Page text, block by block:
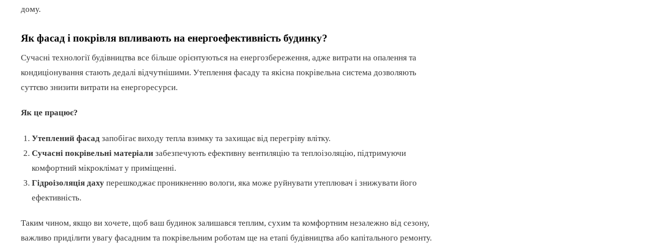
дому.
Як фасад і покрівля впливають на енергоефективність будинку?
Сучасні технології будівництва все більше орієнтуються на енергозбереження, адже витрати на опалення та
кондиціонування стають дедалі відчутнішими. Утеплення фасаду та якісна покрівельна система дозволяють
суттєво знизити витрати на енергоресурси.
Як це працює?
Утеплений фасад запобігає виходу тепла взимку та захищає від перегріву влітку.
Сучасні покрівельні матеріали забезпечують ефективну вентиляцію та теплоізоляцію, підтримуючи
комфортний мікроклімат у приміщенні.
Гідроізоляція даху перешкоджає проникненню вологи, яка може руйнувати утеплювач і знижувати його
ефективність.
Таким чином, якщо ви хочете, щоб ваш будинок залишався теплим, сухим та комфортним незалежно від сезону,
важливо приділити увагу фасадним та покрівельним роботам ще на етапі будівництва або капітального ремонту.